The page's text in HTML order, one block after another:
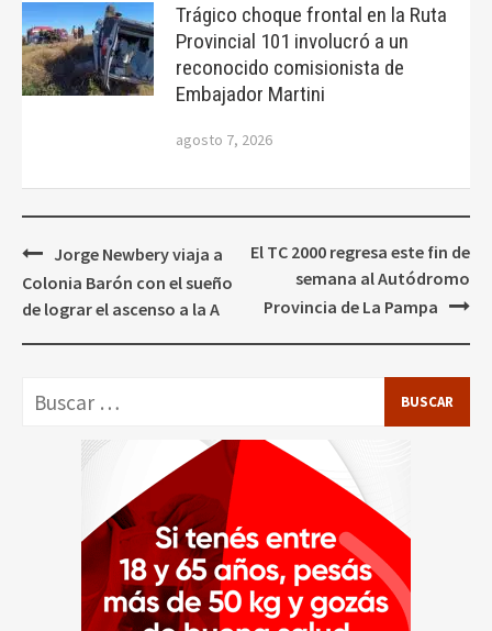
Trágico choque frontal en la Ruta
Provincial 101 involucró a un
reconocido comisionista de
Embajador Martini
agosto 7, 2026
Navegación
de
entradas
Jorge Newbery viaja a
Colonia Barón con el sueño
de lograr el ascenso a la A
El TC 2000 regresa este fin de
semana al Autódromo
Provincia de La Pampa
Buscar: